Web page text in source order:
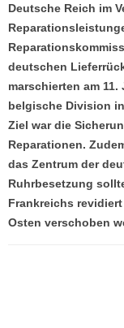
Deutsche Reich im
deutschen
marschierten am
belgische Division
Ziel war die
Reparationen.
das Zentrum der
Ruhrbesetzung
Frankreichs
Osten verschoben